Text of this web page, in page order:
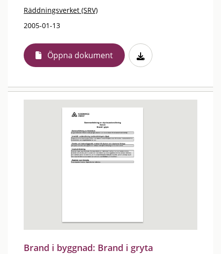
Räddningsverket (SRV)
2005-01-13
Öppna dokument
Brand i byggnad: Brand i gryta